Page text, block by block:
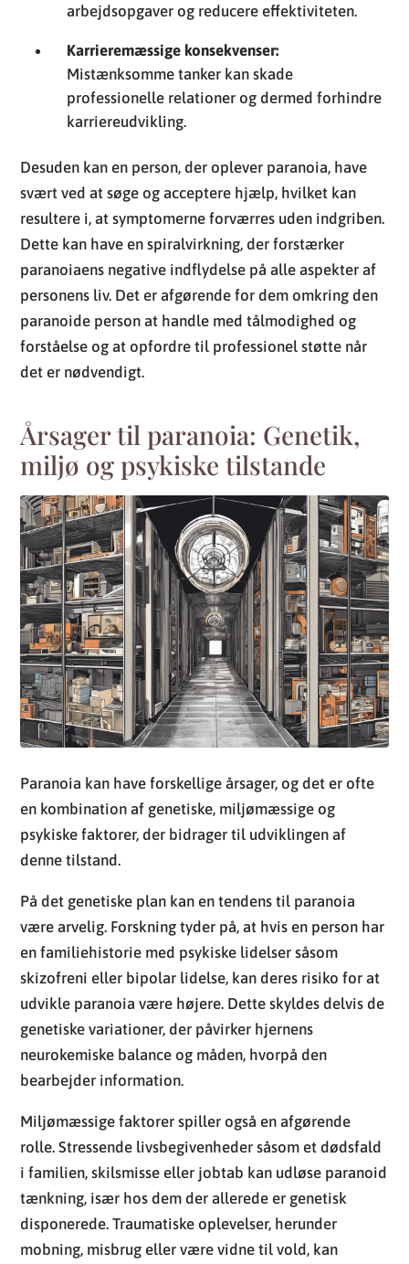
arbejdsopgaver og reducere effektiviteten.
Karrieremæssige konsekvenser:
Mistænksomme tanker kan skade
professionelle relationer og dermed forhindre
karriereudvikling.
Desuden kan en person, der oplever paranoia, have
svært ved at søge og acceptere hjælp, hvilket kan
resultere i, at symptomerne forværres uden indgriben.
Dette kan have en spiralvirkning, der forstærker
paranoiaens negative indflydelse på alle aspekter af
personens liv. Det er afgørende for dem omkring den
paranoide person at handle med tålmodighed og
forståelse og at opfordre til professionel støtte når
det er nødvendigt.
Årsager til paranoia: Genetik,
miljø og psykiske tilstande
Paranoia kan have forskellige årsager, og det er ofte
en kombination af genetiske, miljømæssige og
psykiske faktorer, der bidrager til udviklingen af
denne tilstand.
På det genetiske plan kan en tendens til paranoia
være arvelig. Forskning tyder på, at hvis en person har
en familiehistorie med psykiske lidelser såsom
skizofreni eller bipolar lidelse, kan deres risiko for at
udvikle paranoia være højere. Dette skyldes delvis de
genetiske variationer, der påvirker hjernens
neurokemiske balance og måden, hvorpå den
bearbejder information.
Miljømæssige faktorer spiller også en afgørende
rolle. Stressende livsbegivenheder såsom et dødsfald
i familien, skilsmisse eller jobtab kan udløse paranoid
tænkning, især hos dem der allerede er genetisk
disponerede. Traumatiske oplevelser, herunder
mobning, misbrug eller være vidne til vold, kan